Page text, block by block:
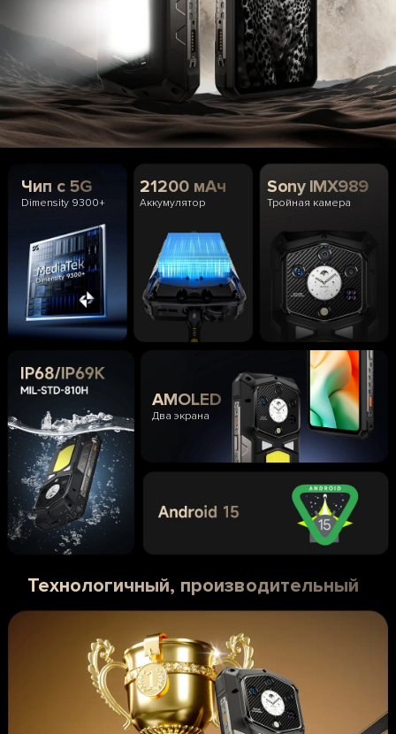
Чип с 5G
Dimensity 9300+
21200 мАч
Аккумулятор
AMOLED
Два экрана
Sony IMX989
Тройная камера
Технологичный, производительный